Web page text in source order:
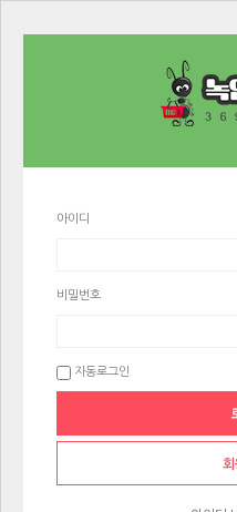
아이디
비밀번호
자동로그인
회